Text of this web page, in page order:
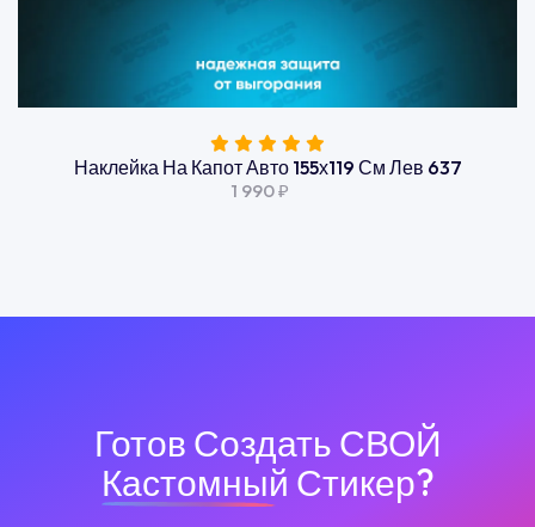
Наклейка На Капот Авто 155х119 См Лев 637
1 990 ₽
Готов Создать СВОЙ
Кастомный Стикер?